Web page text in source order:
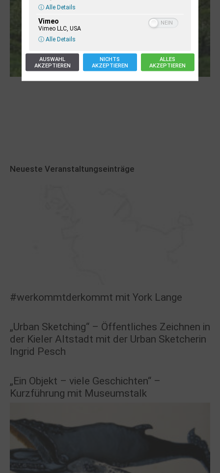
Neueste Veranstaltungseinträge
#werkommtderkommt mit York Lange
„Urban Sketching“ – Öffentliches Zeichnen in
der Kieler Altstadt mit der Urban Sketcherin
Ingrid Pesch
„Ein Objekt – viele Geschichten“ –
Kurzführung mit Museumstalk
ⓘ Alle Details
Vimeo
Vimeo LLC, USA
ⓘ Alle Details
AUSWAHL
AKZEPTIEREN
NICHTS
AKZEPTIEREN
ALLES
AKZEPTIEREN